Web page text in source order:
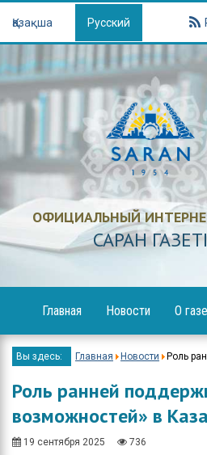
Қазақша Русский
ОФИЦИАЛЬНЫЙ
САРАН
Главная
Новости
Образование
Спорт
О
Вы здесь: Главная Новости Роль
Роль ранней
возможностей» в
19 сентября 2025 736